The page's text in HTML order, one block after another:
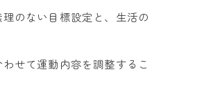
のない目標設定と、生活の
せて運動内容を調整するこ